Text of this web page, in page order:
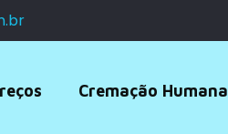
Cremação Humana